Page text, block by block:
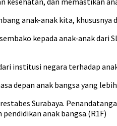
anak-anak kita, khususnya
kepada anak-anak dari
institusi negara terhadap
depan anak bangsa yang
Surabaya.
anak bangsa.(R1F)